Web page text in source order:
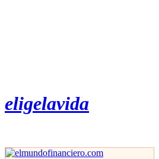
eligelavida